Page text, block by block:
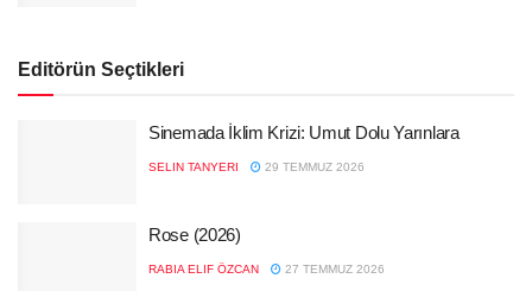
Editörün Seçtikleri
Sinemada İklim Krizi: Umut Dolu Yarınlara
SELIN TANYERI 29 TEMMUZ 2026
Rose (2026)
RABIA ELIF ÖZCAN 27 TEMMUZ 2026